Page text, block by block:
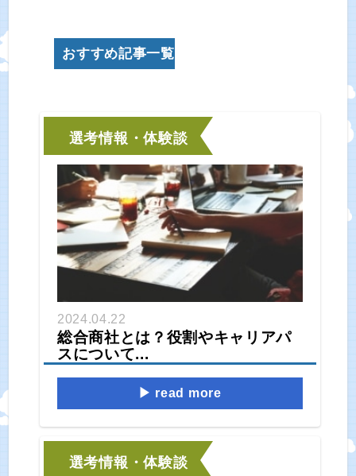
おすすめ記事一覧
選考情報・体験談
2024.04.22
総合商社とは？役割やキャリアパ
スについて...
read more
選考情報・体験談